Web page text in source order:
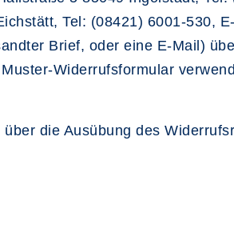
Tel: (08421) 6001-530,
Brief, oder eine E-Mail)
Widerrufsformular
die Ausübung des